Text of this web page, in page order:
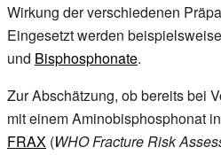
Wirkung der verschiedenen
Eingesetzt werden beispielsweise
und Bisphosphonate.
Zur Abschätzung, ob bereits bei
mit einem Aminobisphosphonat
FRAX (WHO Fracture Risk